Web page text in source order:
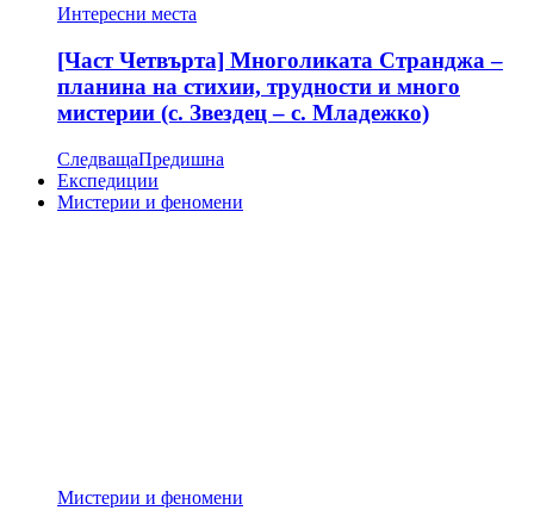
Интересни места
[Част Четвърта] Многоликата Странджа –
планина на стихии, трудности и много
мистерии (с. Звездец – с. Младежко)
СледващаПредишна
Експедиции
Мистерии и феномени
Мистерии и феномени